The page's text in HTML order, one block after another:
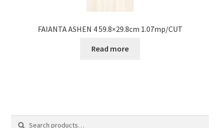
FAIANTA ASHEN 4 59.8×29.8cm 1.07mp/CUT
Read more
Search
Search